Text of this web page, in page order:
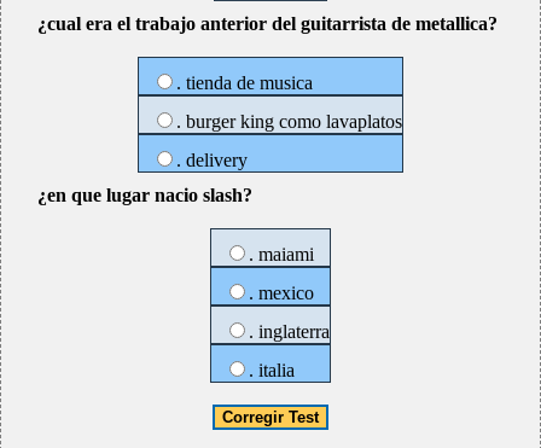
¿cual era el trabajo anterior del guitarrista de metallica?
. tienda de musica
. burger king como lavaplatos
. delivery
¿en que lugar nacio slash?
. maiami
. mexico
. inglaterra
. italia